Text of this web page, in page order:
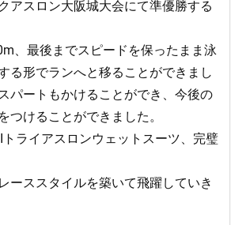
アスロン大阪城大会にて準優勝する
、最後までスピードを保ったまま泳
る形でランへと移ることができまし
パートもかけることができ、今後の
つけることができました。
トライアスロンウェットスーツ、完璧
ーススタイルを築いて飛躍していき